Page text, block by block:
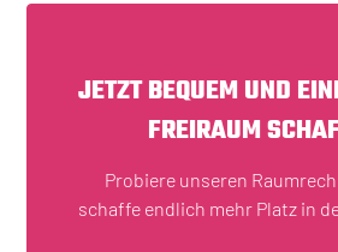
JETZT BEQUEM UND
FREIRAUM
Probiere unseren
schaffe endlich mehr Platz in